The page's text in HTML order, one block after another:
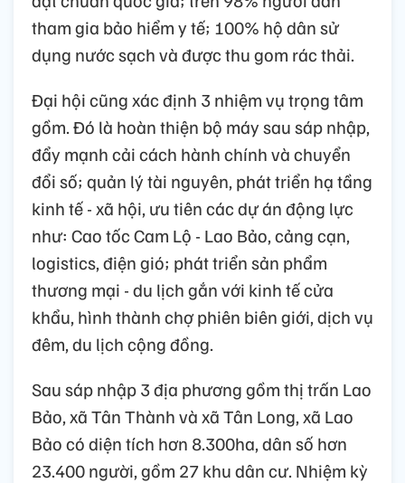
tham gia bảo hiểm y tế; 100% hộ dân sử
dụng nước sạch và được thu gom rác thải.
Đại hội cũng xác định 3 nhiệm vụ trọng tâm
gồm. Đó là hoàn thiện bộ máy sau sáp nhập,
đẩy mạnh cải cách hành chính và chuyển
đổi số; quản lý tài nguyên, phát triển hạ tầng
kinh tế - xã hội, ưu tiên các dự án động lực
như: Cao tốc Cam Lộ - Lao Bảo, cảng cạn,
logistics, điện gió; phát triển sản phẩm
thương mại - du lịch gắn với kinh tế cửa
khẩu, hình thành chợ phiên biên giới, dịch vụ
đêm, du lịch cộng đồng.
Sau sáp nhập 3 địa phương gồm thị trấn Lao
Bảo, xã Tân Thành và xã Tân Long, xã Lao
Bảo có diện tích hơn 8.300ha, dân số hơn
23.400 người, gồm 27 khu dân cư. Nhiệm kỳ